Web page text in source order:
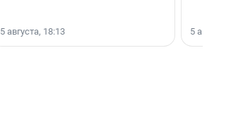
5 августа, 18:13 5